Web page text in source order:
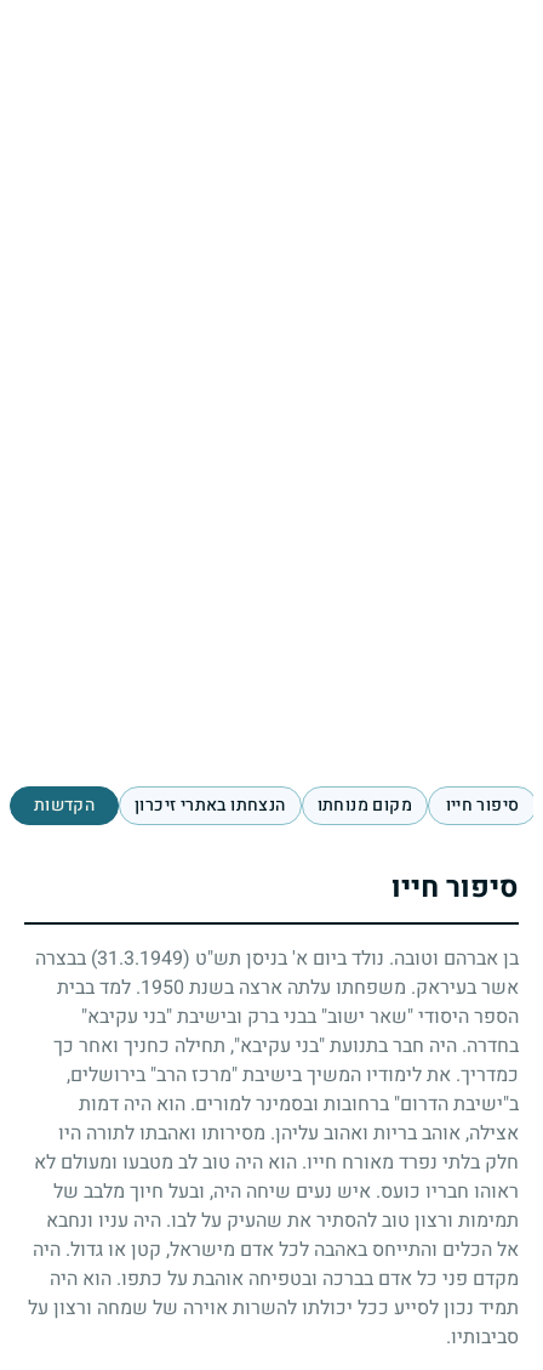
סיפור חייו מקום מנוחתו הנצחתו באתרי זיכרון הקדשות
סיפור חייו
בן אברהם וטובה. נולד ביום א' בניסן תש"ט (31.3.1949)
בבצרה
אשר בעיראק. משפחתו עלתה ארצה בשנת 1950. למד בבית
הספר היסודי "שאר ישוב" בבני ברק ובישיבת "בני עקיבא"
בחדרה. היה חבר בתנועת "בני עקיבא", תחילה כחניך ואחר כך
כמדריך. את לימודיו המשיך בישיבת "מרכז הרב" בירושלים,
ב"ישיבת הדרום" ברחובות ובסמינר למורים. הוא היה דמות
אצילה, אוהב בריות ואהוב עליהן. מסירותו ואהבתו לתורה היו
חלק בלתי נפרד מאורח חייו. הוא היה טוב לב מטבעו ומעולם לא
ראוהו חבריו כועס. איש נעים שיחה היה, ובעל חיוך מלבב של
תמימות ורצון טוב להסתיר את שהעיק על לבו. היה עניו ונחבא
אל הכלים והתייחס באהבה לכל אדם מישראל, קטן או גדול. היה
מקדם פני כל אדם בברכה ובטפיחה אוהבת על כתפו. הוא היה
תמיד נכון לסייע ככל יכולתו להשרות אוירה של שמחה ורצון על
סביבותיו.